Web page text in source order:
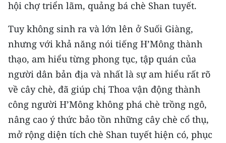
CÁC CHUYÊN TRANG
VỀ BÁO NHÂN DÂN
THỜI NAY
NHÂN DÂN CUỐI TUẦN
hội chợ triển lãm, quảng bá chè Shan tuyết.
Tuy không sinh ra và lớn lên ở Suối Giàng,
nhưng với khả năng nói tiếng H’Mông thành
thạo, am hiểu từng phong tục, tập quán của
người dân bản địa và nhất là sự am hiểu rất rõ
về cây chè, đã giúp chị Thoa vận động thành
công người H’Mông không phá chè trồng ngô,
nâng cao ý thức bảo tồn những cây chè cổ thụ,
mở rộng diện tích chè Shan tuyết hiện có, phục